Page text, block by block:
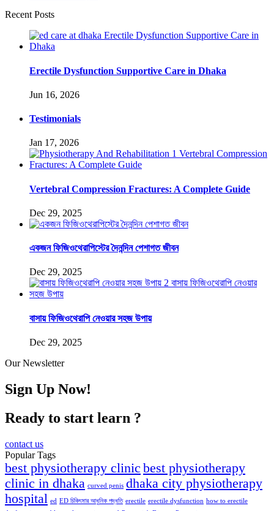
Recent Posts
Erectile Dysfunction Supportive Care in Dhaka
Jun 16, 2026
Testimonials
Jan 17, 2026
Vertebral Compression Fractures: A Complete Guide
Dec 29, 2025
একজন ফিজিওথেরাপিস্টের দৈনন্দিন পেশাগত জীবন
Dec 29, 2025
বাসায় ফিজিওথেরাপি নেওয়ার সহজ উপায়
Dec 29, 2025
Our Newsletter
Sign Up Now!
Ready to start learn ?
contact us
Popular Tags
best physiotherapy clinic best physiotherapy
clinic in dhaka curved penis dhaka city physiotherapy
hospital ed ED চিকিৎসার আধুনিক পদ্ধতি erectile erectile dysfunction how to erectile